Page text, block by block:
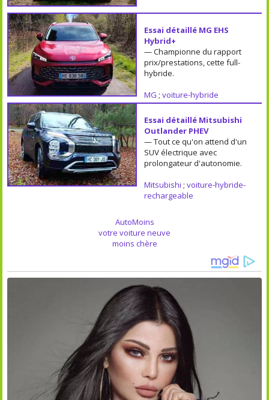
Essai détaillé MG EHS
Hybrid+
— Championne du rapport
prix/prestations, cette full-
hybride.
MG ; voiture-hybride
Essai détaillé Mitsubishi
Outlander PHEV
— Tout ce qu'on attend d'un
SUV électrique avec
prolongateur d'autonomie.
Mitsubishi ; voiture-hybride-
rechargeable
AutoMoins
votre voiture neuve
moins chère